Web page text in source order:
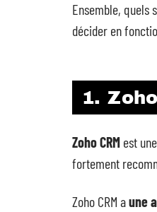
Ensemble, quels
décider en
1.
Zoho CRM est
fortement
Zoho CRM aune